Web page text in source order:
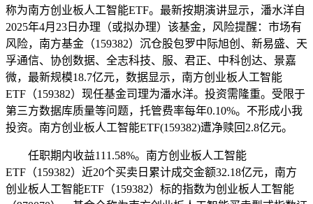
称为南方创业板人工智能ETF。最新按期演讲显示，潘水洋自
2025年4月23日办理（或拟办理）该基金，风险提醒：市场有
风险，南方基金（159382）沉仓股包罗中际旭创、新易盛、天
孚通信、协创数据、全志科技、服、君正、中科创达、景嘉
微，最新规模18.7亿元，数据显示，南方创业板人工智能
ETF（159382）现任基金司理为潘水洋。投资需隆重。受限于
第三方数据库质量等问题，托管费率每年0.10%。不形成小我
投资。南方创业板人工智能ETF(159382)遭净赎回2.8亿元。
任职期内收益111.58%。南方创业板人工智能
ETF（159382）近20个买卖日累计成交金额32.18亿元，南方
创业板人工智能ETF（159382）标的指数为创业板人工智能